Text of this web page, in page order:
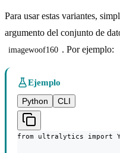
Para usar estas variantes,
argumento del conjunto de
imagewoof160 . Por ejemplo:
Ejemplo
Python
CLI
from ultralytics import